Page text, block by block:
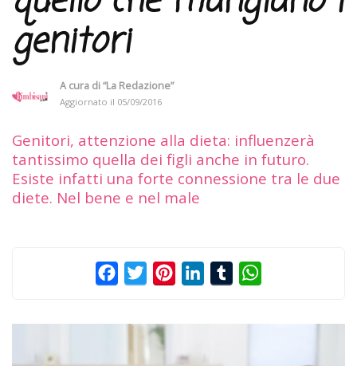
genitori
A cura di“La Redazione”
Aggiornato il 05/09/2016
Genitori, attenzione alla dieta: influenzerà
tantissimo quella dei figli anche in futuro.
Esiste infatti una forte connessione tra le due
diete. Nel bene e nel male
FacebookTwitterPinterestLinkedInTumblr